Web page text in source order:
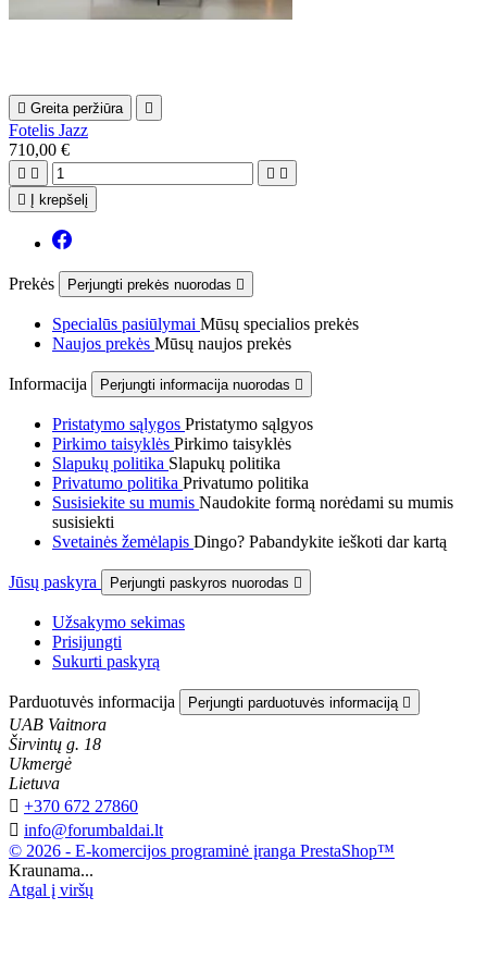
 Greita peržiūra 
Fotelis Jazz
710,00 €
   

Į krepšelį
Prekės Perjungti prekės nuorodas 
Specialūs pasiūlymai Mūsų specialios prekės
Naujos prekės Mūsų naujos prekės
Informacija Perjungti informacija nuorodas 
Pristatymo sąlygos Pristatymo sąlgyos
Pirkimo taisyklės Pirkimo taisyklės
Slapukų politika Slapukų politika
Privatumo politika Privatumo politika
Susisiekite su mumis Naudokite formą norėdami su mumis
susisiekti
Svetainės žemėlapis Dingo? Pabandykite ieškoti dar kartą
Jūsų paskyra Perjungti paskyros nuorodas 
Užsakymo sekimas
Prisijungti
Sukurti paskyrą
Parduotuvės informacija Perjungti parduotuvės informaciją 
UAB Vaitnora
Širvintų g. 18
Ukmergė
Lietuva
 +370 672 27860
 info@forumbaldai.lt
© 2026 - E-komercijos programinė įranga PrestaShop™
Kraunama...
Atgal į viršų